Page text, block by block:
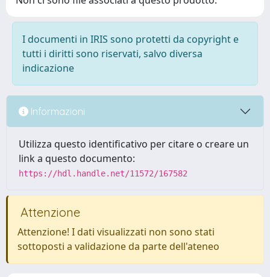
I documenti in IRIS sono protetti da copyright e
tutti i diritti sono riservati, salvo diversa
indicazione
Informazioni
Utilizza questo identificativo per citare o creare un
link a questo documento:
https://hdl.handle.net/11572/167582
Attenzione
Attenzione! I dati visualizzati non sono stati
sottoposti a validazione da parte dell'ateneo